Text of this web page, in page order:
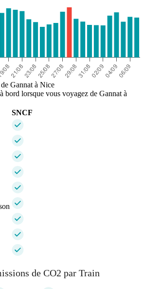
Gannat à Nice
bord lorsque vous voyagez de Gannat à
SNCF
de CO2 par Train